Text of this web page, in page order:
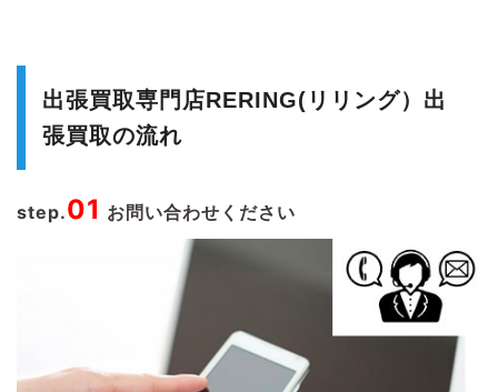
出張買取専門店RERING(リリング）出
張買取の流れ
step.01 お問い合わせください